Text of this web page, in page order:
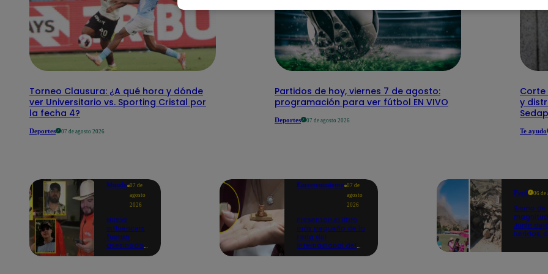
Torneo Clausura: ¿A qué hora y dónde
ver Universitario vs. Sporting Cristal por
la fecha 4?
Deportes 07 de agosto 2026
Partidos de hoy, viernes 7 de agosto:
programación para ver fútbol EN VIVO
Deportes 07 de agosto 2026
Corte
y
Te ayudo
Mundo 07 de
agosto
2026
Nueve
influencers
fueron
asesinados
Entretenimiento 07 de
agosto
2026
Presentan el libro
más pequeño de la
Feria del
Internacional del
Perú 06 de
Sismo de
Junín
heridos,
propició